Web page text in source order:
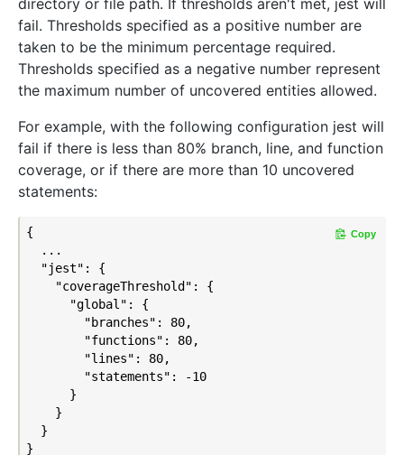
directory or file path. If thresholds aren't met, jest will
fail. Thresholds specified as a positive number are
taken to be the minimum percentage required.
Thresholds specified as a negative number represent
the maximum number of uncovered entities allowed.
For example, with the following configuration jest will
fail if there is less than 80% branch, line, and function
coverage, or if there are more than 10 uncovered
statements:
{
  ...
  "jest": {
    "coverageThreshold": {
      "global": {
        "branches": 80,
        "functions": 80,
        "lines": 80,
        "statements": -10
      }
    }
  }
Copy